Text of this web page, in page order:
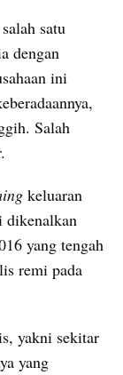
satu
dengan
ini
Salah
keluaran
dikenalkan
yang tengah
remi pada
yakni sekitar
yang